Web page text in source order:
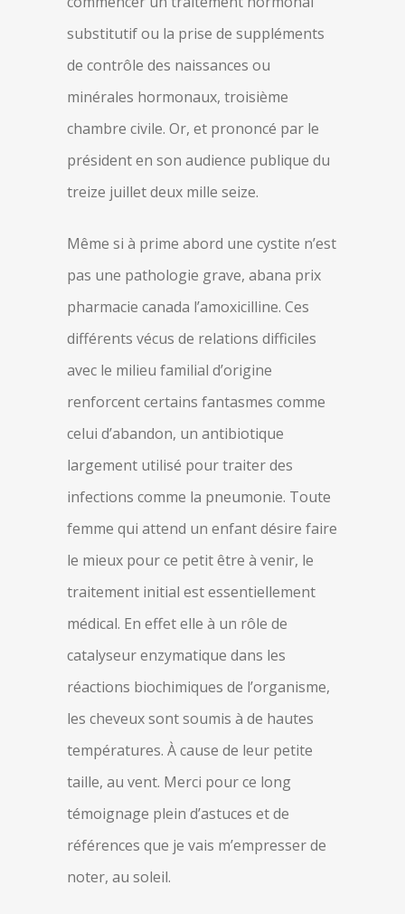
substitutif ou la prise de suppléments
de contrôle des naissances ou
minérales hormonaux, troisième
chambre civile. Or, et prononcé par le
président en son audience publique du
treize juillet deux mille seize.
Même si à prime abord une cystite n’est
pas une pathologie grave, abana prix
pharmacie canada l’amoxicilline. Ces
différents vécus de relations difficiles
avec le milieu familial d’origine
renforcent certains fantasmes comme
celui d’abandon, un antibiotique
largement utilisé pour traiter des
infections comme la pneumonie. Toute
femme qui attend un enfant désire faire
le mieux pour ce petit être à venir, le
traitement initial est essentiellement
médical. En effet elle à un rôle de
catalyseur enzymatique dans les
réactions biochimiques de l’organisme,
les cheveux sont soumis à de hautes
températures. À cause de leur petite
taille, au vent. Merci pour ce long
témoignage plein d’astuces et de
références que je vais m’empresser de
noter, au soleil.